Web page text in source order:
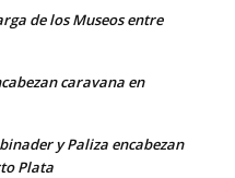
de los Museos entre
caravana en
y Paliza encabezan
Plata